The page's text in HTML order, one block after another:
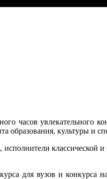
часов увлекательного
образования, культуры и
классической
для вузов и конкурса